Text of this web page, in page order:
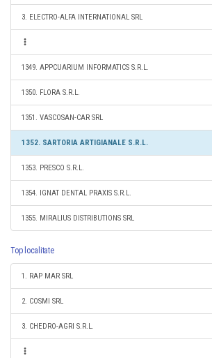
3. ELECTRO-ALFA INTERNATIONAL SRL
1349. APPCUARIUM INFORMATICS S.R.L.
1350. FLORA S.R.L.
1351. VASCOSAN-CAR SRL
1352. SARTORIA ARTIGIANALE S.R.L.
1353. PRESCO S.R.L.
1354. IGNAT DENTAL PRAXIS S.R.L.
1355. MIRALIUS DISTRIBUTIONS SRL
Top localitate
1. RAP MAR SRL
2. COSMI SRL
3. CHEDRO-AGRI S.R.L.